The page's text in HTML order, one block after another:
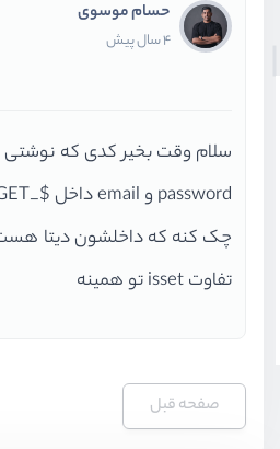
حسام موسوی
4 سال پیش
سلام وقت بخیر کدی که نوشتی
چک کنه که داخلشون دیتا هست
تفاوت isset تو همینه
صفحه قبل